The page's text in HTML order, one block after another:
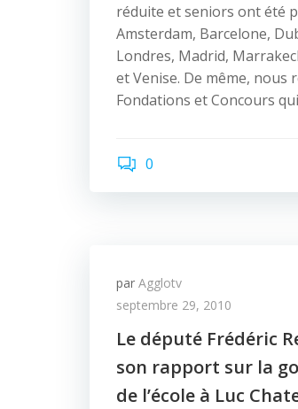
réduite et seniors ont été
Amsterdam, Barcelone,
Londres, Madrid,
et Venise. De même, nous
Fondations et Concours
0
par Agglotv
septembre 29, 2010
Le député Frédéric
son rapport sur la
de l’école à Luc